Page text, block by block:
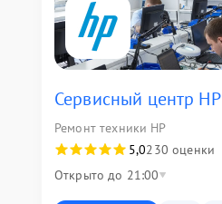
Сервисный центр HP
Ремонт техники HP
5,0230 оценки
Открыто до 21:00